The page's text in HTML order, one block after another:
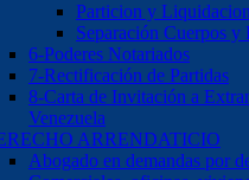
Particion y
Separación Cuerpos y
6-Poderes Notariados
7-Rectificación de Partidas
8-Carta de Invitación a
Venezuela
ARRENDATICIO
Abogado en demandas por